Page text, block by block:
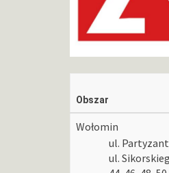
Obszar
Wołomin
ul.
ul.